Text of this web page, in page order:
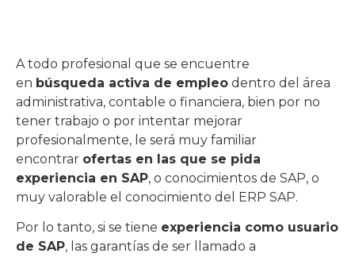
A todo profesional que se encuentre
en búsqueda activa de empleo dentro del área
administrativa, contable o financiera, bien por no
tener trabajo o por intentar mejorar
profesionalmente, le será muy familiar
encontrar ofertas en las que se pida
experiencia en SAP, o conocimientos de SAP, o
muy valorable el conocimiento del ERP SAP.
Por lo tanto, si se tiene experiencia como usuario
de SAP, las garantías de ser llamado a